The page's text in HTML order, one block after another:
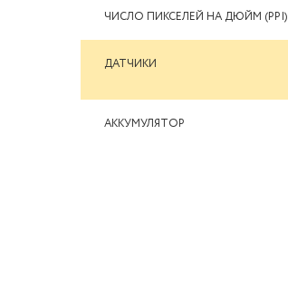
ЧИСЛО ПИКСЕЛЕЙ НА ДЮЙМ (PPI)
ДАТЧИКИ
АККУМУЛЯТОР